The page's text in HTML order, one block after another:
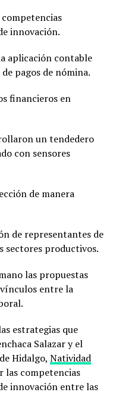
innovación.
aplicación contable
pagos de nómina.
financieros en
un tendedero
con sensores
de manera
de representantes de
sectores productivos.
las propuestas
entre la
estrategias que
Salazar y el
Hidalgo, Natividad
las competencias
innovación entre las